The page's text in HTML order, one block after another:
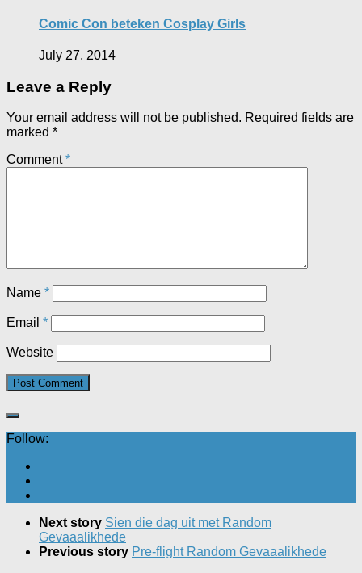
Comic Con beteken Cosplay Girls
July 27, 2014
Leave a Reply
Your email address will not be published. Required fields are
marked *
Comment*
Name *
Email *
Website
Follow:
Next story Sien die dag uit met Random
Gevaaalikhede
Previous story Pre-flight Random Gevaaalikhede